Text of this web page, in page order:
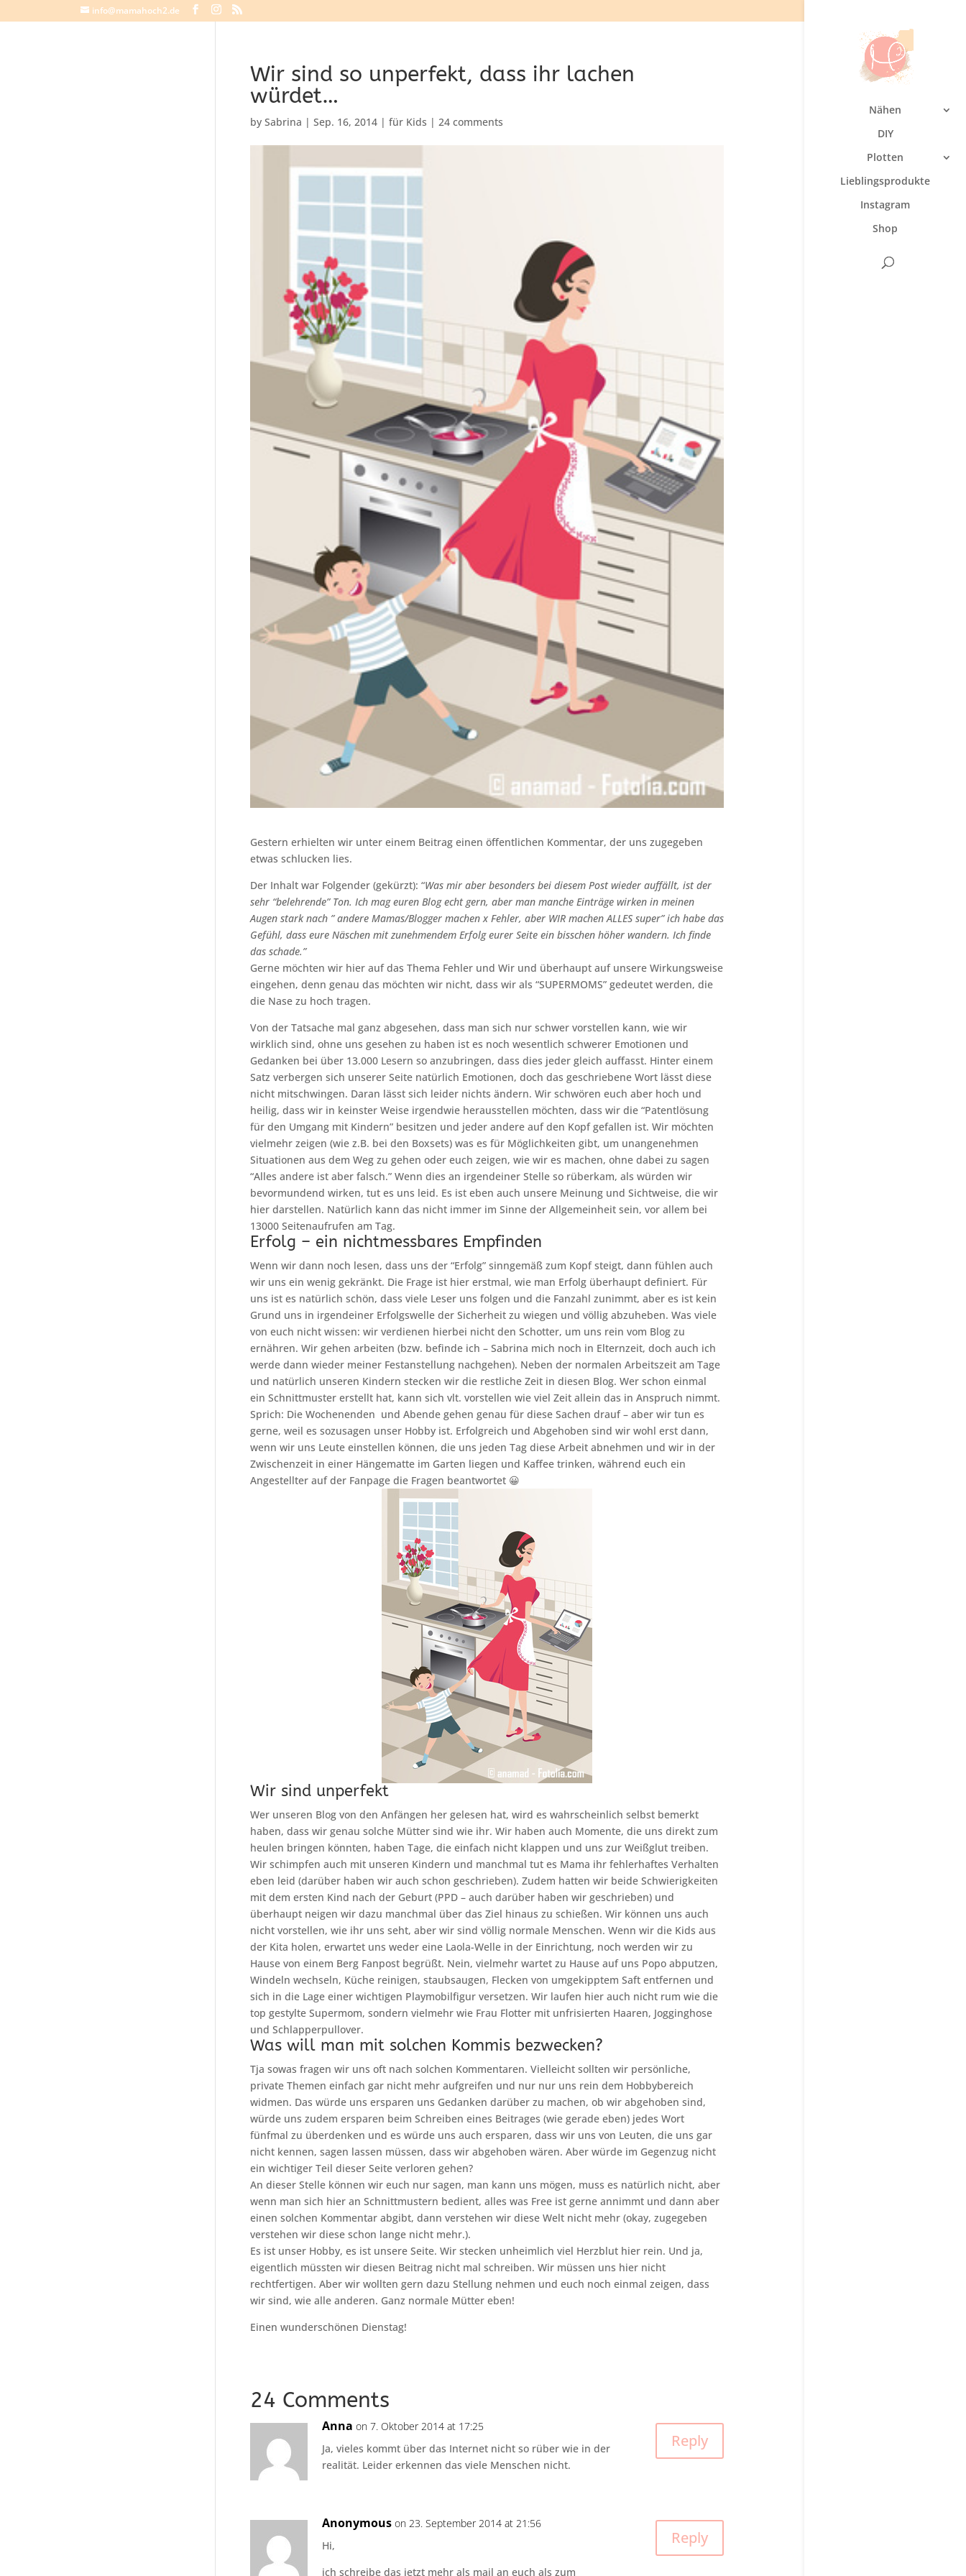
info@mamahoch2.de
Nähen
DIY
Plotten
Lieblingsprodukte
Instagram
Shop
Wir sind so unperfekt, dass ihr lachen
würdet…
bySabrina |Sep. 16, 2014 |für Kids |24 comments
Gestern erhielten wir unter einem Beitrag einen öffentlichen Kommentar, der uns zugegeben
etwas schlucken lies.
Der Inhalt war Folgender (gekürzt): “Was mir aber besonders bei diesem Post wieder auffällt, ist der
sehr “belehrende” Ton. Ich mag euren Blog echt gern, aber man manche Einträge wirken in meinen
Augen stark nach ” andere Mamas/Blogger machen x Fehler, aber WIR machen ALLES super” ich habe das
Gefühl, dass eure Näschen mit zunehmendem Erfolg eurer Seite ein bisschen höher wandern. Ich finde
das schade.”
Gerne möchten wir hier auf das Thema Fehler und Wir und überhaupt auf unsere Wirkungsweise
eingehen, denn genau das möchten wir nicht, dass wir als “SUPERMOMS” gedeutet werden, die
die Nase zu hoch tragen.
Von der Tatsache mal ganz abgesehen, dass man sich nur schwer vorstellen kann, wie wir
wirklich sind, ohne uns gesehen zu haben ist es noch wesentlich schwerer Emotionen und
Gedanken bei über 13.000 Lesern so anzubringen, dass dies jeder gleich auffasst. Hinter einem
Satz verbergen sich unserer Seite natürlich Emotionen, doch das geschriebene Wort lässt diese
nicht mitschwingen. Daran lässt sich leider nichts ändern. Wir schwören euch aber hoch und
heilig, dass wir in keinster Weise irgendwie herausstellen möchten, dass wir die “Patentlösung
für den Umgang mit Kindern” besitzen und jeder andere auf den Kopf gefallen ist. Wir möchten
vielmehr zeigen (wie z.B. bei den Boxsets) was es für Möglichkeiten gibt, um unangenehmen
Situationen aus dem Weg zu gehen oder euch zeigen, wie wir es machen, ohne dabei zu sagen
“Alles andere ist aber falsch.” Wenn dies an irgendeiner Stelle so rüberkam, als würden wir
bevormundend wirken, tut es uns leid. Es ist eben auch unsere Meinung und Sichtweise, die wir
hier darstellen. Natürlich kann das nicht immer im Sinne der Allgemeinheit sein, vor allem bei
13000 Seitenaufrufen am Tag.
Erfolg – ein nichtmessbares Empfinden
Wenn wir dann noch lesen, dass uns der “Erfolg” sinngemäß zum Kopf steigt, dann fühlen auch
wir uns ein wenig gekränkt. Die Frage ist hier erstmal, wie man Erfolg überhaupt definiert. Für
uns ist es natürlich schön, dass viele Leser uns folgen und die Fanzahl zunimmt, aber es ist kein
Grund uns in irgendeiner Erfolgswelle der Sicherheit zu wiegen und völlig abzuheben. Was viele
von euch nicht wissen: wir verdienen hierbei nicht den Schotter, um uns rein vom Blog zu
ernähren. Wir gehen arbeiten (bzw. befinde ich – Sabrina mich noch in Elternzeit, doch auch ich
werde dann wieder meiner Festanstellung nachgehen). Neben der normalen Arbeitszeit am Tage
und natürlich unseren Kindern stecken wir die restliche Zeit in diesen Blog. Wer schon einmal
ein Schnittmuster erstellt hat, kann sich vlt. vorstellen wie viel Zeit allein das in Anspruch nimmt.
Sprich: Die Wochenenden und Abende gehen genau für diese Sachen drauf – aber wir tun es
gerne, weil es sozusagen unser Hobby ist. Erfolgreich und Abgehoben sind wir wohl erst dann,
wenn wir uns Leute einstellen können, die uns jeden Tag diese Arbeit abnehmen und wir in der
Zwischenzeit in einer Hängematte im Garten liegen und Kaffee trinken, während euch ein
Angestellter auf der Fanpage die Fragen beantwortet 😀
Wir sind unperfekt
Wer unseren Blog von den Anfängen her gelesen hat, wird es wahrscheinlich selbst bemerkt
haben, dass wir genau solche Mütter sind wie ihr. Wir haben auch Momente, die uns direkt zum
heulen bringen könnten, haben Tage, die einfach nicht klappen und uns zur Weißglut treiben.
Wir schimpfen auch mit unseren Kindern und manchmal tut es Mama ihr fehlerhaftes Verhalten
eben leid (darüber haben wir auch schon geschrieben). Zudem hatten wir beide Schwierigkeiten
mit dem ersten Kind nach der Geburt (PPD – auch darüber haben wir geschrieben) und
überhaupt neigen wir dazu manchmal über das Ziel hinaus zu schießen. Wir können uns auch
nicht vorstellen, wie ihr uns seht, aber wir sind völlig normale Menschen. Wenn wir die Kids aus
der Kita holen, erwartet uns weder eine Laola-Welle in der Einrichtung, noch werden wir zu
Hause von einem Berg Fanpost begrüßt. Nein, vielmehr wartet zu Hause auf uns Popo abputzen,
Windeln wechseln, Küche reinigen, staubsaugen, Flecken von umgekipptem Saft entfernen und
sich in die Lage einer wichtigen Playmobilfigur versetzen. Wir laufen hier auch nicht rum wie die
top gestylte Supermom, sondern vielmehr wie Frau Flotter mit unfrisierten Haaren, Jogginghose
und Schlapperpullover.
Was will man mit solchen Kommis bezwecken?
Tja sowas fragen wir uns oft nach solchen Kommentaren. Vielleicht sollten wir persönliche,
private Themen einfach gar nicht mehr aufgreifen und nur nur uns rein dem Hobbybereich
widmen. Das würde uns ersparen uns Gedanken darüber zu machen, ob wir abgehoben sind,
würde uns zudem ersparen beim Schreiben eines Beitrages (wie gerade eben) jedes Wort
fünfmal zu überdenken und es würde uns auch ersparen, dass wir uns von Leuten, die uns gar
nicht kennen, sagen lassen müssen, dass wir abgehoben wären. Aber würde im Gegenzug nicht
ein wichtiger Teil dieser Seite verloren gehen?
An dieser Stelle können wir euch nur sagen, man kann uns mögen, muss es natürlich nicht, aber
wenn man sich hier an Schnittmustern bedient, alles was Free ist gerne annimmt und dann aber
einen solchen Kommentar abgibt, dann verstehen wir diese Welt nicht mehr (okay, zugegeben
verstehen wir diese schon lange nicht mehr.).
Es ist unser Hobby, es ist unsere Seite. Wir stecken unheimlich viel Herzblut hier rein. Und ja,
eigentlich müssten wir diesen Beitrag nicht mal schreiben. Wir müssen uns hier nicht
rechtfertigen. Aber wir wollten gern dazu Stellung nehmen und euch noch einmal zeigen, dass
wir sind, wie alle anderen. Ganz normale Mütter eben!
Einen wunderschönen Dienstag!
24 Comments
Anna on 7. Oktober 2014 at 17:25
Ja, vieles kommt über das Internet nicht so rüber wie in der
realität. Leider erkennen das viele Menschen nicht.
Reply
Anonymous on 23. September 2014 at 21:56
Hi,
ich schreibe das jetzt mehr als mail an euch als zum
Reply